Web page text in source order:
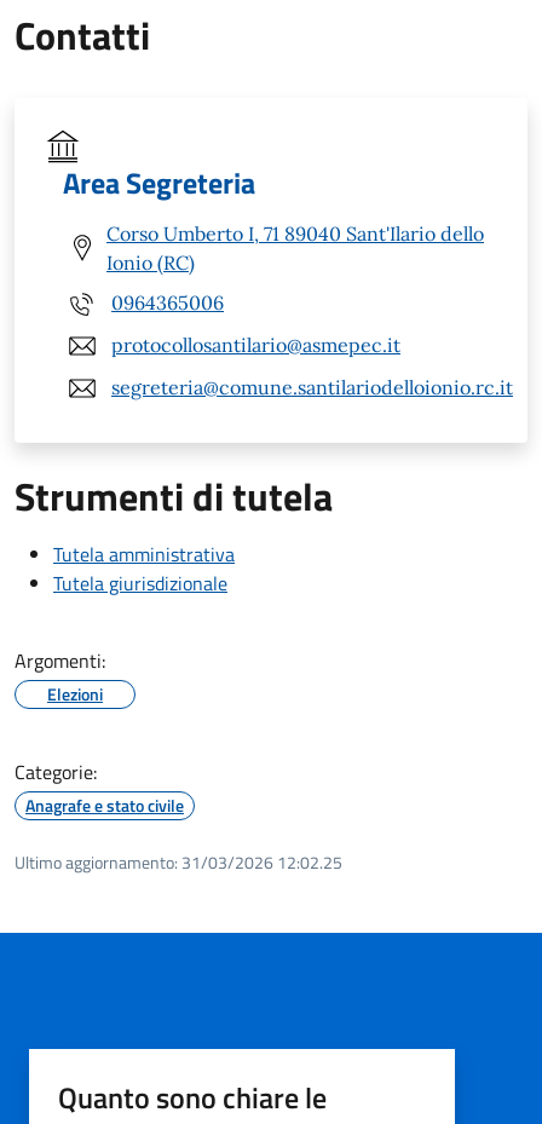
Contatti
Area Segreteria
Corso Umberto I, 71 89040 Sant'Ilario dello
Ionio (RC)
0964365006
protocollosantilario@asmepec.it
segreteria@comune.santilariodelloionio.rc.it
Strumenti di tutela
Tutela amministrativa
Tutela giurisdizionale
Argomenti:
Elezioni
Categorie:
Anagrafe e stato civile
Ultimo aggiornamento: 31/03/2026 12:02.25
Quanto sono chiare le